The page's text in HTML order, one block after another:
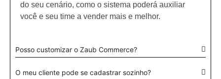
do seu cenário, como o sistema poderá auxiliar
você e seu time a vender mais e melhor.
Posso customizar o Zaub Commerce?
O meu cliente pode se cadastrar sozinho?